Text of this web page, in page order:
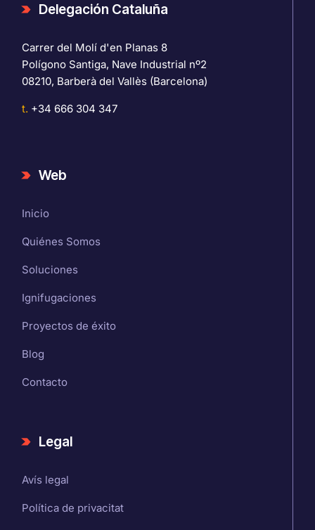
Delegación Cataluña
Carrer del Molí d'en Planas 8
Polígono Santiga, Nave Industrial nº2
08210, Barberà del Vallès (Barcelona)
t. +34 666 304 347
Web
Inicio
Quiénes Somos
Soluciones
Ignifugaciones
Proyectos de éxito
Blog
Contacto
Legal
Avís legal
Política de privacitat